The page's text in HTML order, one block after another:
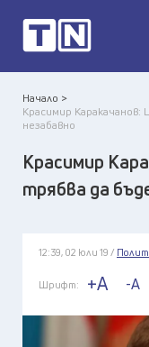
Начало >
Красимир Каракачанов:
незабавно
Красимир
трябва да
12:39, 02 юли 19 /
Шрифт: +A -A